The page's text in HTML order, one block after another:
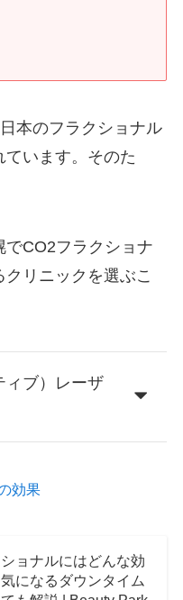
本のフラクショナル
います。そのた
CO2フラクショナ
リニックを選ぶこ
ィブ）レーザ
効果
ョナルにはどんな効
になるダウンタイム